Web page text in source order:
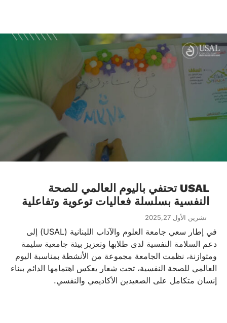
USAL تحتفي باليوم العالمي للصحة
النفسية بسلسلة فعاليات توعوية وتفاعلية
تشرين الأول 2025,27
في إطار سعي جامعة العلوم والآداب اللبنانية (USAL) إلى
دعم السلامة النفسية لدى طلابها وتعزيز بيئة جامعية سليمة
ومتوازنة، نظمت الجامعة مجموعة من الأنشطة بمناسبة اليوم
العالمي للصحة النفسية، تحت شعار يعكس اهتمامها الدائم ببناء
إنسان متكامل على الصعيدين الأكاديمي والنفسي.